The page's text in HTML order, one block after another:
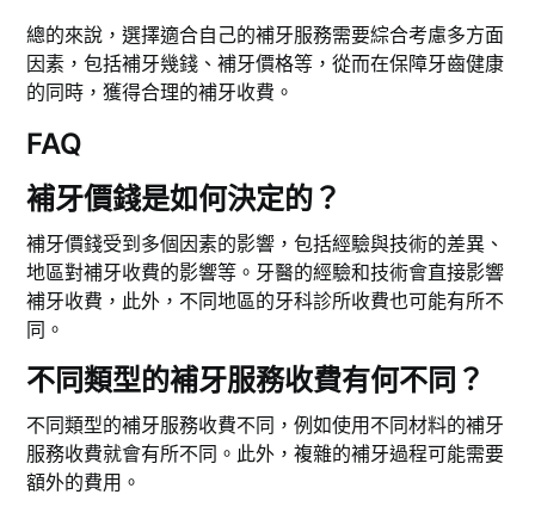
總的來說，選擇適合自己的補牙服務需要綜合考慮多方面
因素，包括補牙幾錢、補牙價格等，從而在保障牙齒健康
的同時，獲得合理的補牙收費。
FAQ
補牙價錢是如何決定的？
補牙價錢受到多個因素的影響，包括經驗與技術的差異、
地區對補牙收費的影響等。牙醫的經驗和技術會直接影響
補牙收費，此外，不同地區的牙科診所收費也可能有所不
同。
不同類型的補牙服務收費有何不同？
不同類型的補牙服務收費不同，例如使用不同材料的補牙
服務收費就會有所不同。此外，複雜的補牙過程可能需要
額外的費用。